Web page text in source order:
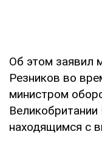
Об этом заявил
Резников во
министром
находящимся с